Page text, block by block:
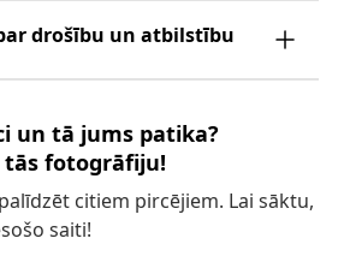
drošību un atbilstību
un tā jums patika?
fotogrāfiju!
citiem pircējiem. Lai sāktu,
saiti!